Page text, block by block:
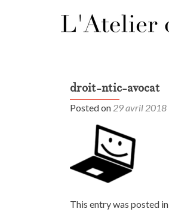
droit-ntic-avocat
Posted on 29 avril 2018
This entry was posted